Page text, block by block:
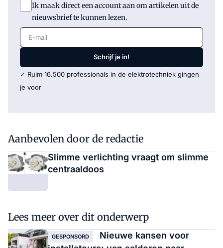
Ik maak direct een account aan om artikelen uit de
nieuwsbrief te kunnen lezen.
E-mail
Schrijf je in!
✓ Ruim 16.500 professionals in de elektrotechniek gingen
je voor
Aanbevolen door de redactie
Slimme verlichting vraagt om slimme
centraaldoos
Lees meer over dit onderwerp
GESPONSORD
Nieuwe kansen voor